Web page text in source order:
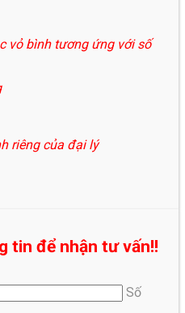
vỏ bình tương ứng với số
riêng của đại lý
tin để nhận tư vấn!!
Số